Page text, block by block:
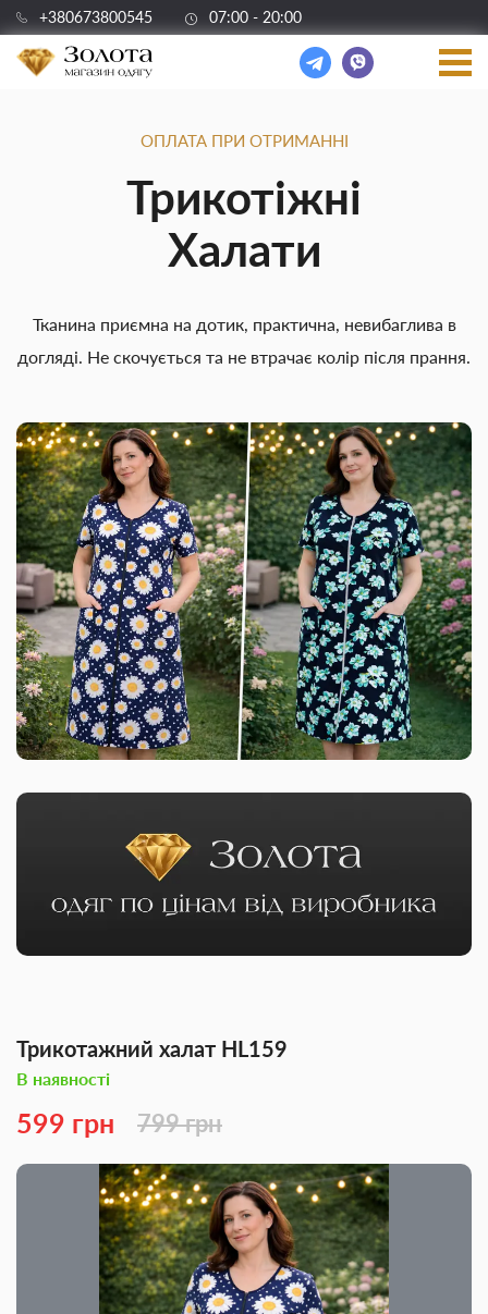
+380673800545 07:00 - 20:00
ОПЛАТА ПРИ ОТРИМАННІ
Трикотіжні
Халати
Тканина приємна на дотик, практична, невибаглива в
догляді. Не скочується та не втрачає колір після прання.
Трикотажний халат HL159
В наявності
599 грн 799 грн